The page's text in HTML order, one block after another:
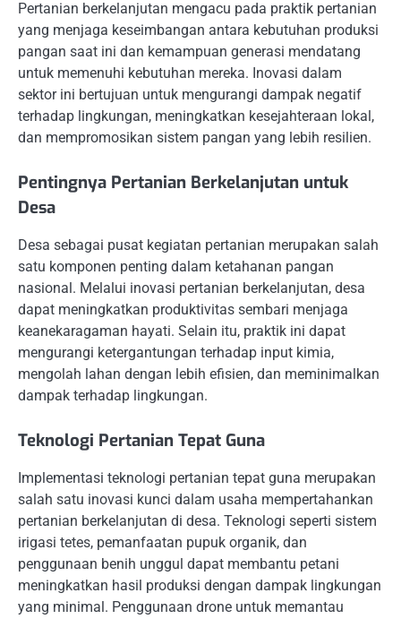
Pertanian berkelanjutan mengacu pada praktik pertanian
yang menjaga keseimbangan antara kebutuhan produksi
pangan saat ini dan kemampuan generasi mendatang
untuk memenuhi kebutuhan mereka. Inovasi dalam
sektor ini bertujuan untuk mengurangi dampak negatif
terhadap lingkungan, meningkatkan kesejahteraan lokal,
dan mempromosikan sistem pangan yang lebih resilien.
Pentingnya Pertanian Berkelanjutan untuk
Desa
Desa sebagai pusat kegiatan pertanian merupakan salah
satu komponen penting dalam ketahanan pangan
nasional. Melalui inovasi pertanian berkelanjutan, desa
dapat meningkatkan produktivitas sembari menjaga
keanekaragaman hayati. Selain itu, praktik ini dapat
mengurangi ketergantungan terhadap input kimia,
mengolah lahan dengan lebih efisien, dan meminimalkan
dampak terhadap lingkungan.
Teknologi Pertanian Tepat Guna
Implementasi teknologi pertanian tepat guna merupakan
salah satu inovasi kunci dalam usaha mempertahankan
pertanian berkelanjutan di desa. Teknologi seperti sistem
irigasi tetes, pemanfaatan pupuk organik, dan
penggunaan benih unggul dapat membantu petani
meningkatkan hasil produksi dengan dampak lingkungan
yang minimal. Penggunaan drone untuk memantau